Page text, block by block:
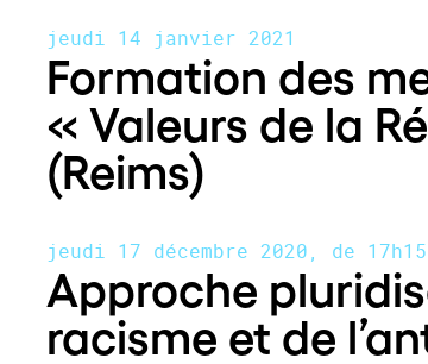
jeudi 14 janvier 2021
Formation des
« Valeurs de la
(Reims)
jeudi 17 décembre 2020, de
Approche
racisme et de